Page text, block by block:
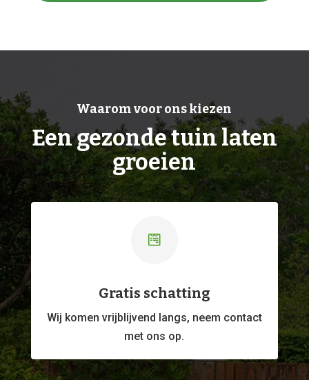
Waarom voor ons kiezen
Een gezonde tuin laten
groeien

Gratis schatting
Wij komen vrijblijvend langs, neem contact
met ons op.